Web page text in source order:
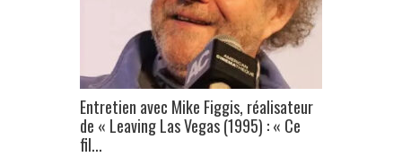
Entretien avec Mike Figgis, réalisateur
de « Leaving Las Vegas (1995) : « Ce
fil...